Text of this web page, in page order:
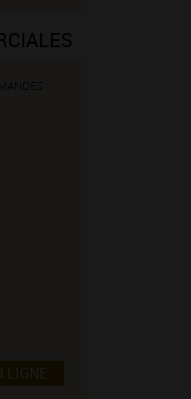
:
LIGNE